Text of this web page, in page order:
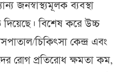
জনস্বাস্থ্যমূলক ব্যবস্থা
বিশেষ করে উচ্চ
চিকিৎসা কেন্দ্র এবং
রোগ প্রতিরোধ ক্ষমতা কম,